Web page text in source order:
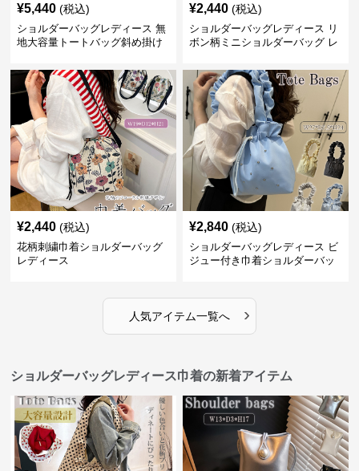
¥5,440 (税込)
ショルダーバッグレディース 無
地大容量トートバッグ斜め掛け
¥2,440 (税込)
ショルダーバッグレディース リ
ボン柄ミニショルダーバッグ レ
¥2,440 (税込)
花柄刺繍巾着ショルダーバッグ
レディース
¥2,840 (税込)
ショルダーバッグレディース ビ
ジュー付き巾着ショルダーバッ
人気アイテム一覧へ ›
ショルダーバッグレディース巾着の新着アイテム